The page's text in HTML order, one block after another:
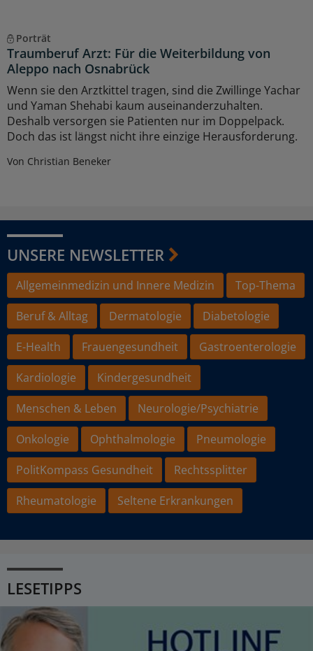
Porträt
Traumberuf Arzt: Für die Weiterbildung von
Aleppo nach Osnabrück
Wenn sie den Arztkittel tragen, sind die Zwillinge Yachar
und Yaman Shehabi kaum auseinanderzuhalten.
Deshalb versorgen sie Patienten nur im Doppelpack.
Doch das ist längst nicht ihre einzige Herausforderung.
Von Christian Beneker
UNSERE NEWSLETTER
Allgemeinmedizin und Innere Medizin
Top-Thema
Beruf & Alltag
Dermatologie
Diabetologie
E-Health
Frauengesundheit
Gastroenterologie
Kardiologie
Kindergesundheit
Menschen & Leben
Neurologie/Psychiatrie
Onkologie
Ophthalmologie
Pneumologie
PolitKompass Gesundheit
Rechtssplitter
Rheumatologie
Seltene Erkrankungen
LESETIPPS